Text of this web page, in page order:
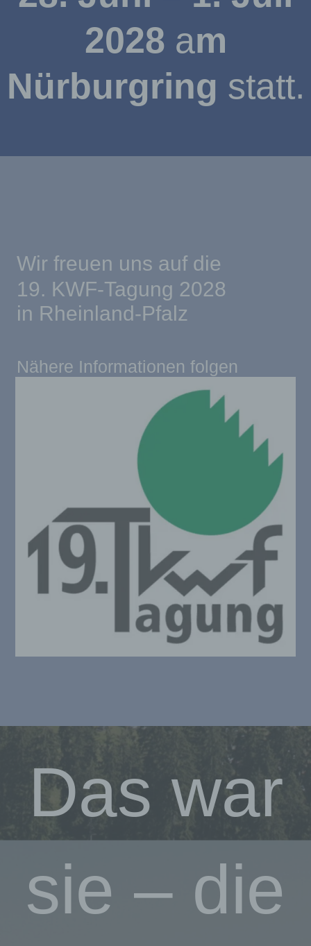
2028 am
Nürburgring statt.
Wir freuen uns auf die
19. KWF-Tagung 2028
in Rheinland-Pfalz
Nähere Informationen folgen
Das war
sie – die